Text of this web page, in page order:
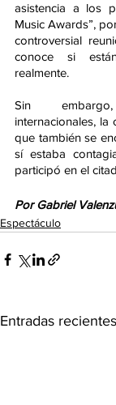
asistencia a los
Music Awards”,
controversial
conoce si
realmente.
Sin
internacionales, la
que también se
sí estaba
participó en el
Por Gabriel
Espectáculo
Entradas recientes